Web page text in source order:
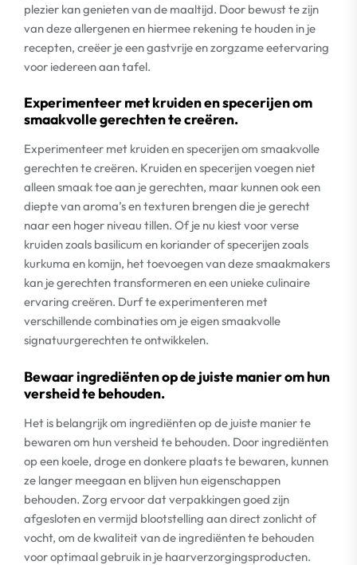
plezier kan genieten van de maaltijd. Door bewust te zijn
van deze allergenen en hiermee rekening te houden in je
recepten, creëer je een gastvrije en zorgzame eetervaring
voor iedereen aan tafel.
Experimenteer met kruiden en specerijen om
smaakvolle gerechten te creëren.
Experimenteer met kruiden en specerijen om smaakvolle
gerechten te creëren. Kruiden en specerijen voegen niet
alleen smaak toe aan je gerechten, maar kunnen ook een
diepte van aroma’s en texturen brengen die je gerecht
naar een hoger niveau tillen. Of je nu kiest voor verse
kruiden zoals basilicum en koriander of specerijen zoals
kurkuma en komijn, het toevoegen van deze smaakmakers
kan je gerechten transformeren en een unieke culinaire
ervaring creëren. Durf te experimenteren met
verschillende combinaties om je eigen smaakvolle
signatuurgerechten te ontwikkelen.
Bewaar ingrediënten op de juiste manier om hun
versheid te behouden.
Het is belangrijk om ingrediënten op de juiste manier te
bewaren om hun versheid te behouden. Door ingrediënten
op een koele, droge en donkere plaats te bewaren, kunnen
ze langer meegaan en blijven hun eigenschappen
behouden. Zorg ervoor dat verpakkingen goed zijn
afgesloten en vermijd blootstelling aan direct zonlicht of
vocht, om de kwaliteit van de ingrediënten te behouden
voor optimaal gebruik in je haarverzorgingsproducten.